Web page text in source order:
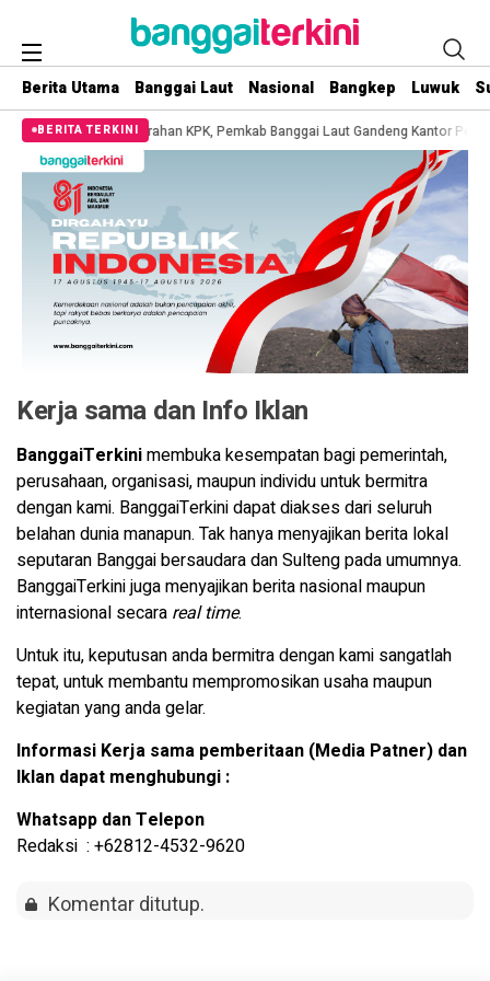
Berita Utama Banggai Laut Nasional Bangkep Luwuk
BERITA TERKINI
Tindak Lanjut Arahan KPK, Pemkab Banggai Laut Gandeng Kantor
Kerja sama dan Info Iklan
BanggaiTerkinimembuka kesempatan bagi pemerintah,
perusahaan, organisasi, maupun individu untuk bermitra
dengan kami. BanggaiTerkini dapat diakses dari seluruh
belahan dunia manapun. Tak hanya menyajikan berita lokal
seputaran Banggai bersaudara dan Sulteng pada umumnya.
BanggaiTerkini juga menyajikan berita nasional maupun
internasional secara real time.
Untuk itu, keputusan anda bermitra dengan kami sangatlah
tepat, untuk membantu mempromosikan usaha maupun
kegiatan yang anda gelar.
Informasi Kerja sama pemberitaan (Media Patner) dan
Iklan dapat menghubungi :
Whatsapp dan Telepon
Redaksi : +62812-4532-9620
Komentar ditutup.